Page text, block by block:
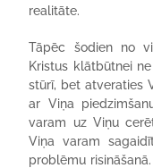
realitāte.
Tāpēc šodien no
Kristus klātbūtnei
stūrī, bet atveraties
ar Viņa
varam uz Viņu
Viņa varam
problēmu